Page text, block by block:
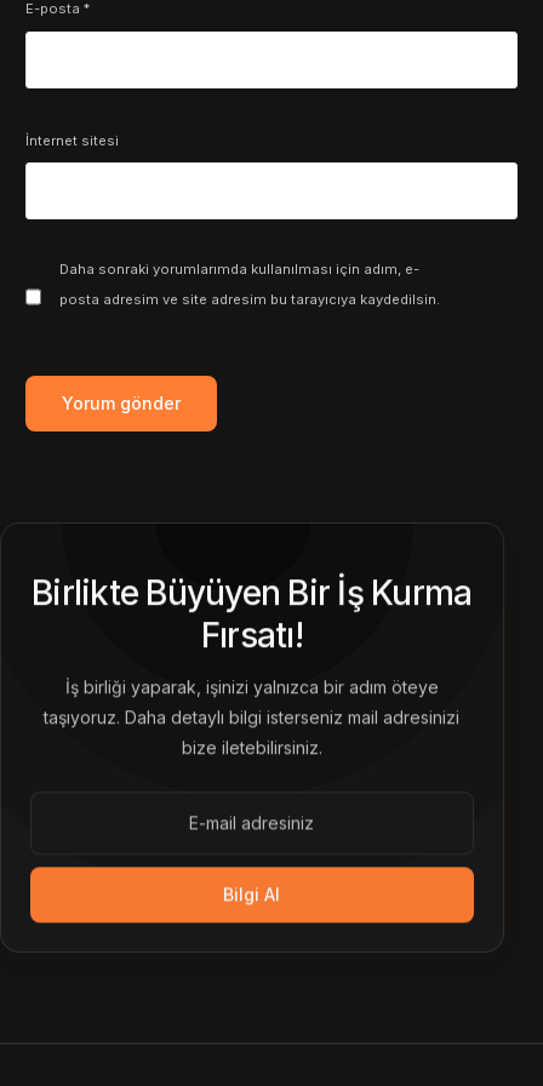
E-posta*
İnternet sitesi
Daha sonraki yorumlarımda kullanılması için adım, e-
posta adresim ve site adresim bu tarayıcıya kaydedilsin.
Birlikte Büyüyen Bir İş Kurma
Fırsatı!
İş birliği yaparak, işinizi yalnızca bir adım öteye
taşıyoruz. Daha detaylı bilgi isterseniz mail adresinizi
bize iletebilirsiniz.
Bilgi Al